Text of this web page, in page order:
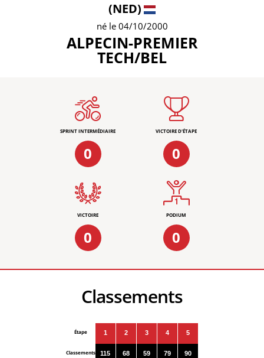
(NED)
né le 04/10/2000
ALPECIN-PREMIER
TECH/BEL
SPRINT INTERMÉDIAIRE
0
VICTOIRE D'ÉTAPE
0
VICTOIRE
0
PODIUM
0
Classements
Étape
Classements
1
115
2
68
3
59
4
79
5
90